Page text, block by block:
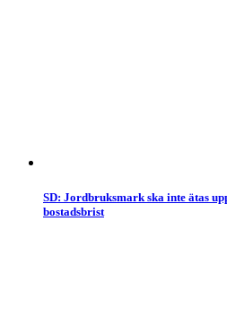
SD: Jordbruksmark ska inte ätas
bostadsbrist